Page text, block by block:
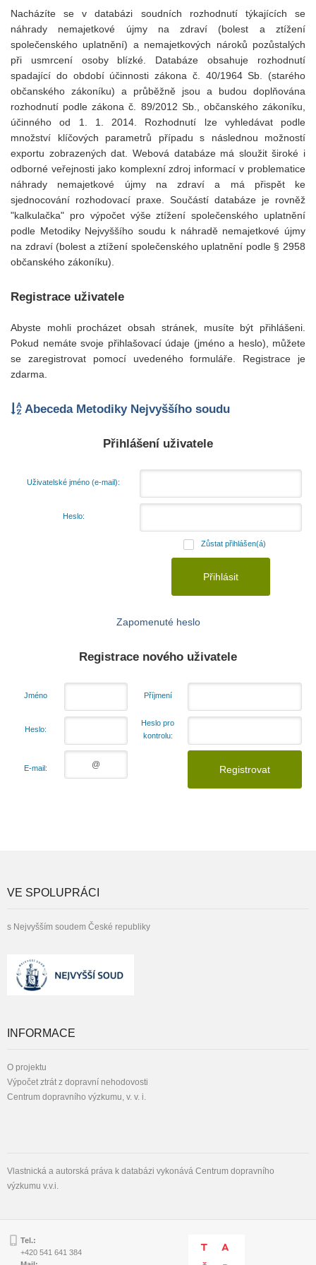
Nacházíte se v databázi soudních rozhodnutí týkajících se
náhrady nemajetkové újmy na zdraví (bolest a ztížení
společenského uplatnění) a nemajetkových nároků pozůstalých
při usmrcení osoby blízké. Databáze obsahuje rozhodnutí
spadající do období účinnosti zákona č. 40/1964 Sb. (starého
občanského zákoníku) a průběžně jsou a budou doplňována
rozhodnutí podle zákona č. 89/2012 Sb., občanského zákoníku,
účinného od 1. 1. 2014. Rozhodnutí lze vyhledávat podle
množství klíčových parametrů případu s následnou možností
exportu zobrazených dat. Webová databáze má sloužit široké i
odborné veřejnosti jako komplexní zdroj informací v problematice
náhrady nemajetkové újmy na zdraví a má přispět ke
sjednocování rozhodovací praxe. Součástí databáze je rovněž
"kalkulačka" pro výpočet výše ztížení společenského uplatnění
podle Metodiky Nejvyššího soudu k náhradě nemajetkové újmy
na zdraví (bolest a ztížení společenského uplatnění podle § 2958
občanského zákoníku).
Registrace uživatele
Abyste mohli procházet obsah stránek, musíte být přihlášeni.
Pokud nemáte svoje přihlašovací údaje (jméno a heslo), můžete
se zaregistrovat pomocí uvedeného formuláře. Registrace je
zdarma.
Abeceda Metodiky Nejvyššího soudu
Přihlášení uživatele
Uživatelské jméno (e-mail):
Heslo:
Zůstat přihlášen(á)
Zapomenuté heslo
Registrace nového uživatele
Jméno Příjmení
Heslo:
Heslo pro
kontrolu:
E-mail:
VE SPOLUPRÁCI
s Nejvyšším soudem České republiky
INFORMACE
O projektu
Výpočet ztrát z dopravní nehodovosti
Centrum dopravního výzkumu, v. v. i.
Vlastnická a autorská práva k databázi vykonává Centrum dopravního
výzkumu v.v.i.
Tel.:
+420 541 641 384